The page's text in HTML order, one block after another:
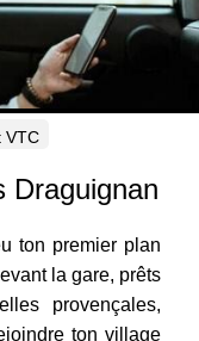
VTC
Draguignan
ton premier plan
la gare, prêts
provençales,
ton village